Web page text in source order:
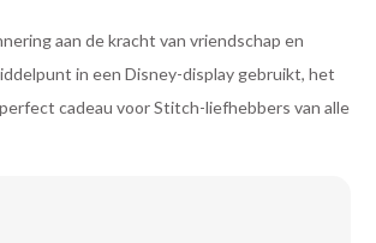
aan de kracht van vriendschap en
in een Disney-display gebruikt, het
cadeau voor Stitch-liefhebbers van alle